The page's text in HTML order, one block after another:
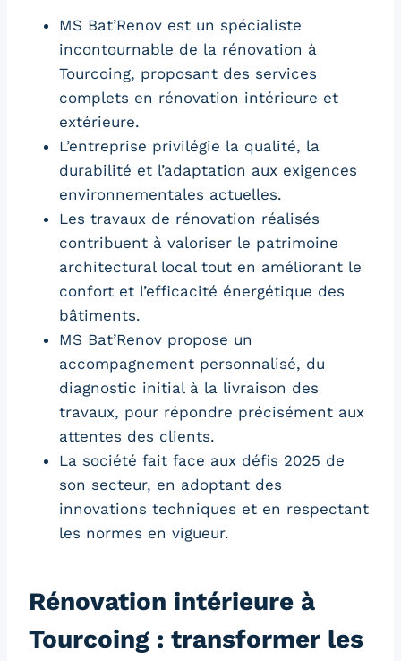
MS Bat’Renov est un spécialiste
incontournable de la rénovation à
Tourcoing, proposant des services
complets en rénovation intérieure et
extérieure.
L’entreprise privilégie la qualité, la
durabilité et l’adaptation aux exigences
environnementales actuelles.
Les travaux de rénovation réalisés
contribuent à valoriser le patrimoine
architectural local tout en améliorant le
confort et l’efficacité énergétique des
bâtiments.
MS Bat’Renov propose un
accompagnement personnalisé, du
diagnostic initial à la livraison des
travaux, pour répondre précisément aux
attentes des clients.
La société fait face aux défis 2025 de
son secteur, en adoptant des
innovations techniques et en respectant
les normes en vigueur.
Rénovation intérieure à
Tourcoing : transformer les